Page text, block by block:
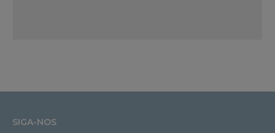
SIGA-NOS